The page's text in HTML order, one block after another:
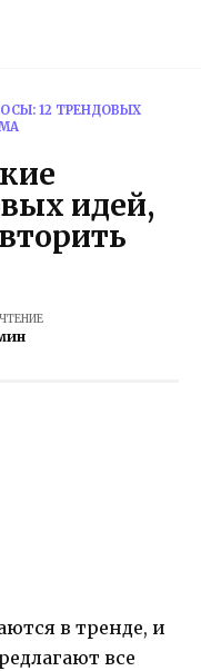
12 ТРЕНДОВЫХ
идей,
в тренде, и
все